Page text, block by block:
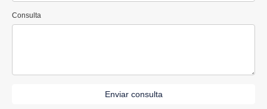
Consulta
Enviar consulta